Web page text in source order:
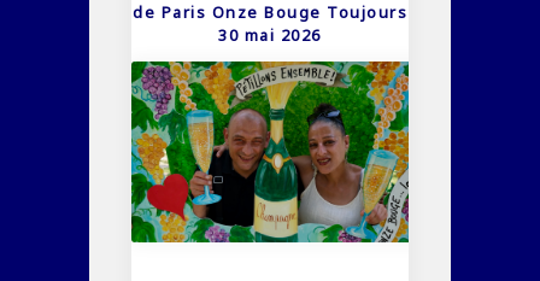
de Paris Onze Bouge Toujours
30 mai 2026